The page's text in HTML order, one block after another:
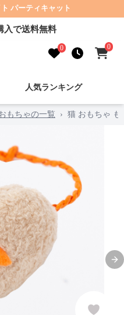
パーティキャット
入で送料無料
0 0
人気ランキング
もちゃの一覧 › 猫 おもちゃ も